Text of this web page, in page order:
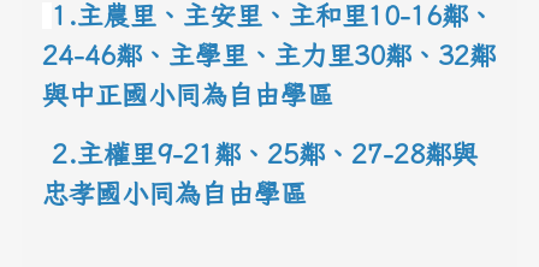
1.主農里、主安里、主和里10-16鄰 、
24-46鄰、主學里、主力里30鄰 、 32鄰
與中正國小同為自由學區
2.主權里9-21鄰、25鄰 、 27-28鄰與
忠孝國小同為自由學區